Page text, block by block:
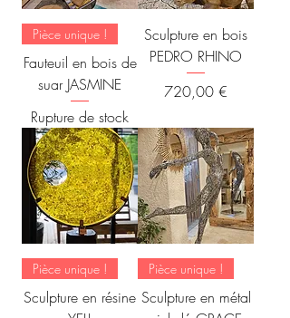
Pièce unique !
Fauteuil en bois de
suar JASMINE
Rupture de stock
Sculpture en bois
PEDRO RHINO
Prix
720,00 €
Pièce unique !
Sculpture en résine
Pièce unique !
Sculpture en métal